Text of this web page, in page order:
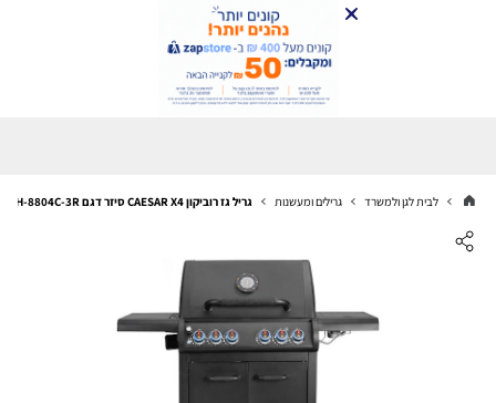
לבית לגן ולמשרד גרילים ומעשנות גריל גז רוביקון CAESAR X4 סיזר דגם ER-1H-8804C-3R